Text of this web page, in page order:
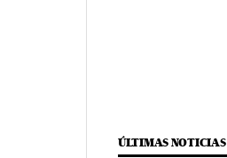
ÚLTIMAS NOTICIAS